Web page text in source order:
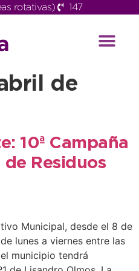
rotativas) 147
de
10ª Campaña
Residuos
Municipal, desde el 8 de
lunes a viernes entre las
municipio tendrá